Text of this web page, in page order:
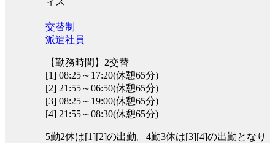
交替制
派遣社員
【勤務時間】2交替
[1] 08:25～17:20(休憩65分)
[2] 21:55～06:50(休憩65分)
[3] 08:25～19:00(休憩65分)
[4] 21:55～08:30(休憩65分)
5勤2休は[1][2]の出勤。4勤3休は[3][4]の出勤となり